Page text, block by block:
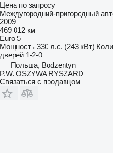
Цена по запросу
Междугородний-пригородный
2009
469 012 км
Euro 5
Мощность 330 л.с. (243 кВт)
дверей 1-2-0
Польша, Bodzentyn
P.W. OSZYWA RYSZARD
Связаться с продавцом